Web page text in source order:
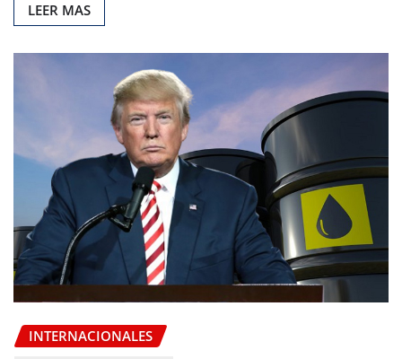
LEER MAS
INTERNACIONALES